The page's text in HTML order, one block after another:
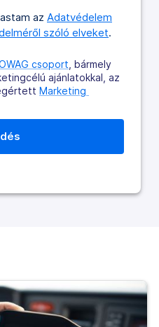
az Adatvédelem
szóló elveket.
csoport , bármely
ajánlatokkal, az
Marketing